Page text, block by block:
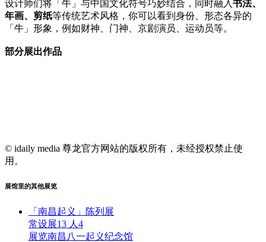
设计师们将「牛」与中国文化符号巧妙结合，同时融入书法、
年画、剪纸等传统艺术风格，你可以看到身份、形态各异的
「牛」形象，例如财神、门神、京剧演员、运动员等。
部分展出作品
© idaily media 尊龙官方网站的版权所有，未经授权禁止使
用。
展馆里的其他展览
「南昌起义」陈列展
常设展13 人 4
展览南昌八一起义纪念馆